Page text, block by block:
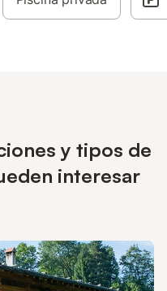
y tipos de
interesar